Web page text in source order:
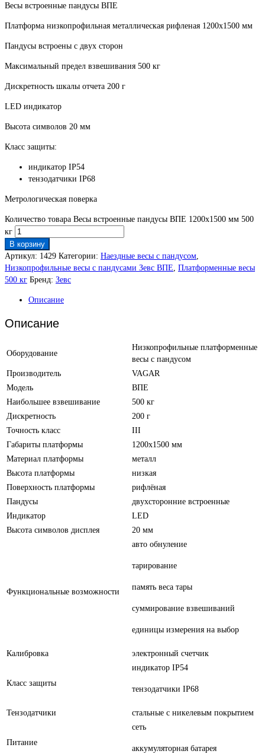
Весы встроенные пандусы ВПЕ
Платформа низкопрофильная металлическая рифленая 1200х1500 мм
Пандусы встроены с двух сторон
Максимальный предел взвешивания 500 кг
Дискретность шкалы отчета 200 г
LED индикатор
Высота символов 20 мм
Класс защиты:
индикатор IP54
тензодатчики IP68
Метрологическая поверка
Количество товара Весы встроенные пандусы ВПЕ 1200х1500 мм 500
кг
В корзину
Артикул: 1429 Категории: Наездные весы c пандусом,
Низкопрофильные весы с пандусами Зевс ВПЕ, Платформенные весы
500 кг Бренд: Зевс
Описание
Описание
Оборудование
Низкопрофильные платформенные
весы с пандусом
Производитель
VAGAR
Модель
ВПЕ
Наибольшее взвешивание
500 кг
Дискретность
200 г
Точность класс
III
Габариты платформы
1200х1500 мм
Материал платформы
металл
Высота платформы
низкая
Поверхность платформы
рифлёная
Пандусы
двухсторонние встроенные
Индикатор
LED
Высота символов дисплея
20 мм
Функциональные возможности
авто обнуление
тарирование
память веса тары
суммирование взвешиваний
единицы измерения на выбор
Калибровка электронный счетчик
Класс защиты
индикатор IP54
тензодатчики IP68
Тензодатчики стальные с никелевым покрытием
Питание
сеть
аккумуляторная батарея